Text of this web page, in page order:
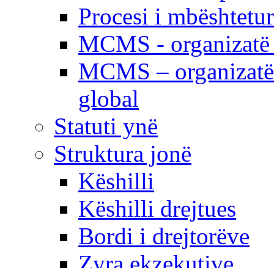
Procesi i
MCMS -
MCMS –
global
Statuti ynë
Struktura jonë
Këshilli
Këshilli drejtues
Bordi i drejtorëve